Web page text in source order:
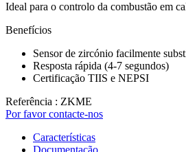
Ideal para o controlo da combustão em
Benefícios
Sensor de zircónio facilmente
Resposta rápida (4-7 segundos)
Certificação TIIS e NEPSI
Referência : ZKME
Por favor contacte-nos
Características